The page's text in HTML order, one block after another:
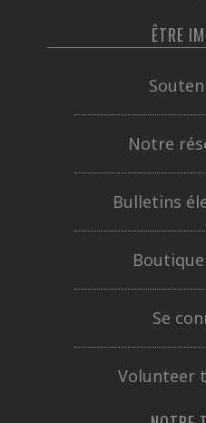
ÊTRE
Notre
Bulletins
Se
Volunteer